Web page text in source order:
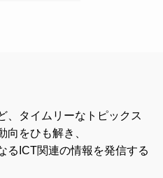
、タイムリーなトピックス
をひも解き、
るICT関連の情報を発信する